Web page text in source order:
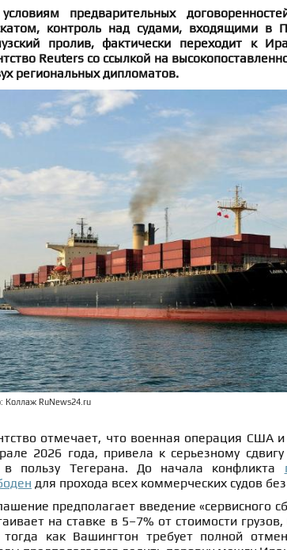
предварительных
контроль над судами, входящими в
пролив, фактически переходит к
Reuters со ссылкой на
региональных дипломатов.
Коллаж RuNews24.ru
отмечает, что военная операция США
2026 года, привела к серьезному сдвигу
в пользу Тегерана. До начала конфликта
для прохода всех коммерческих судов
предполагает введение «сервисного
на ставке в 5–7% от стоимости
тогда как Вашингтон требует полной